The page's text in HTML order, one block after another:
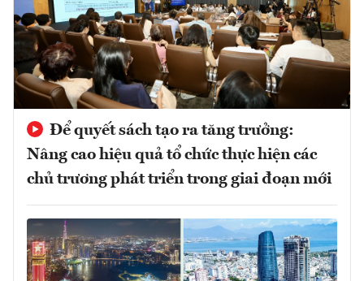
Để quyết sách tạo ra tăng trưởng:
Nâng cao hiệu quả tổ chức thực hiện các
chủ trương phát triển trong giai đoạn mới